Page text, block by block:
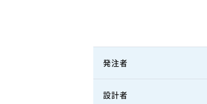
発注者
設計者